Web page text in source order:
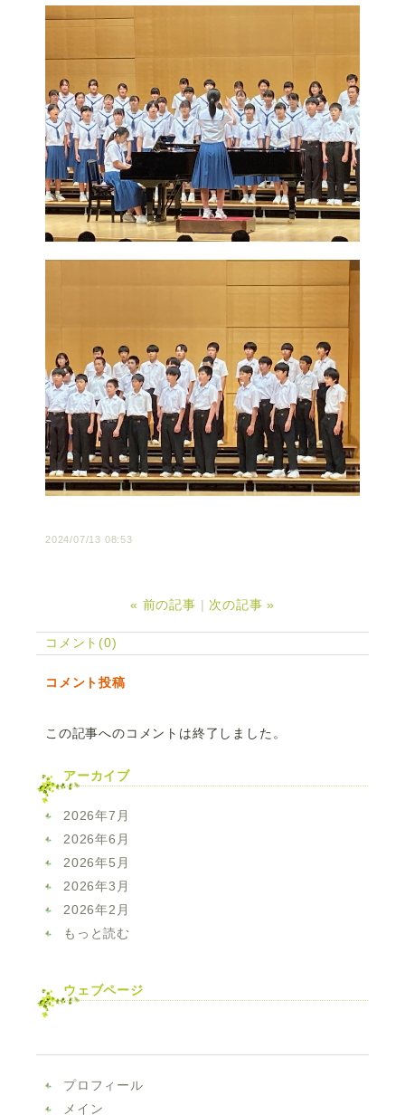
2024/07/13 08:53
« 前の記事 次の記事 »
コメント(0)
コメント投稿
この記事へのコメントは終了しました。
アーカイブ
2026年7月
2026年6月
2026年5月
2026年3月
2026年2月
もっと読む
ウェブページ
プロフィール
メイン